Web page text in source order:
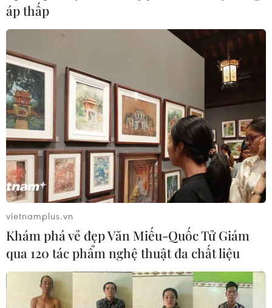
áp thấp
vietnamplus.vn
Khám phá vẻ đẹp Văn Miếu-Quốc Tử Giám
qua 120 tác phẩm nghệ thuật đa chất liệu